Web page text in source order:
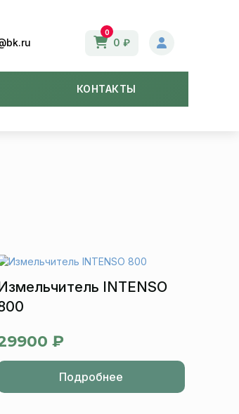
0
0 ₽
КОНТАКТЫ
INTENSO
₽
Подробнее